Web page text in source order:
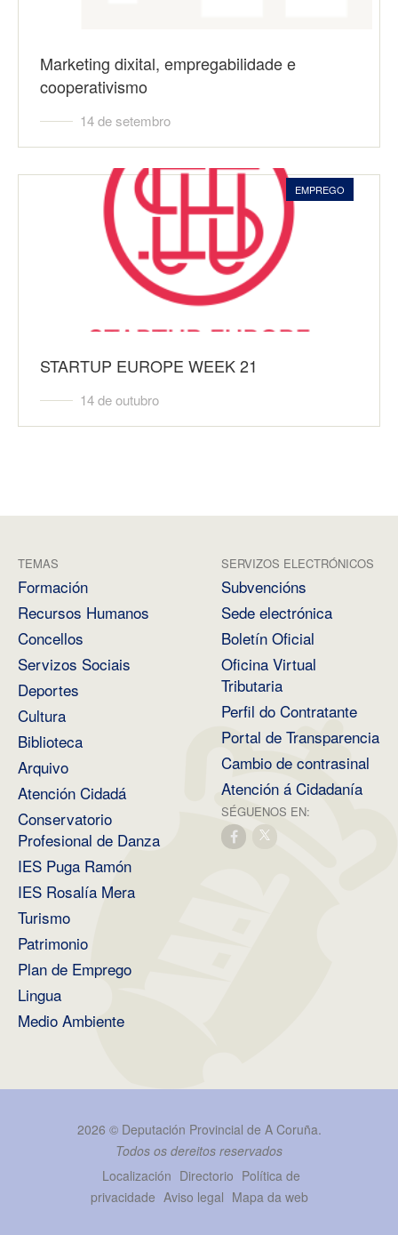
Marketing dixital, empregabilidade e
cooperativismo
14 de setembro
EMPREGO
STARTUP EUROPE WEEK 21
14 de outubro
TEMAS
Formación
Recursos Humanos
Concellos
Servizos Sociais
Deportes
Cultura
Biblioteca
Arquivo
Atención Cidadá
Conservatorio
Profesional de Danza
IES Puga Ramón
IES Rosalía Mera
Turismo
Patrimonio
Plan de Emprego
Lingua
Medio Ambiente
SERVIZOS ELECTRÓNICOS
Subvencións
Sede electrónica
Boletín Oficial
Oficina Virtual
Tributaria
Perfil do Contratante
Portal de Transparencia
Cambio de contrasinal
Atención á Cidadanía
SÉGUENOS EN:
2026 © Deputación Provincial de A Coruña.
Todos os dereitos reservados
Localización Directorio Política de
privacidade Aviso legal Mapa da web